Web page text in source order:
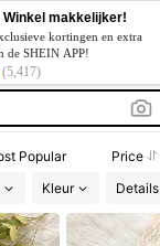
Winkel makkelijker!
kortingen en extra
de SHEIN APP!
(5,417)
Pasgeboren
Pasgeboren
Popular Price
Kleur Details